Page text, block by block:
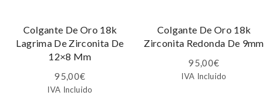
Colgante De Oro 18k
Lagrima De Zirconita De
12×8 Mm
95,00€
IVA Incluido
Colgante De Oro 18k
Zirconita Redonda De 9mm
95,00€
IVA Incluido